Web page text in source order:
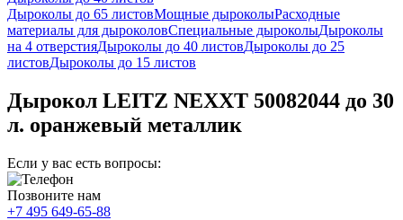
Дыроколы до 65 листовМощные дыроколыРасходные
материалы для дыроколовСпециальные дыроколыДыроколы
на 4 отверстияДыроколы до 40 листовДыроколы до 25
листовДыроколы до 15 листов
Дырокол LEITZ NEXXT 50082044 до 30
л. оранжевый металлик
Если у вас есть вопросы:
Позвоните нам
+7 495 649-65-88